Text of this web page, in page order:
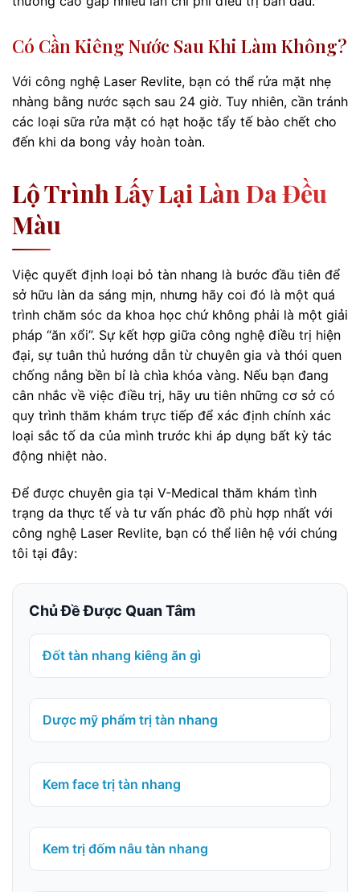
Có Cần Kiêng Nước Sau Khi Làm Không?
Với công nghệ Laser Revlite, bạn có thể rửa mặt nhẹ
nhàng bằng nước sạch sau 24 giờ. Tuy nhiên, cần tránh
các loại sữa rửa mặt có hạt hoặc tẩy tế bào chết cho
đến khi da bong vảy hoàn toàn.
Lộ Trình Lấy Lại Làn Da Đều
Màu
Việc quyết định loại bỏ tàn nhang là bước đầu tiên để
sở hữu làn da sáng mịn, nhưng hãy coi đó là một quá
trình chăm sóc da khoa học chứ không phải là một giải
pháp “ăn xổi”. Sự kết hợp giữa công nghệ điều trị hiện
đại, sự tuân thủ hướng dẫn từ chuyên gia và thói quen
chống nắng bền bỉ là chìa khóa vàng. Nếu bạn đang
cân nhắc về việc điều trị, hãy ưu tiên những cơ sở có
quy trình thăm khám trực tiếp để xác định chính xác
loại sắc tố da của mình trước khi áp dụng bất kỳ tác
động nhiệt nào.
Để được chuyên gia tại V-Medical thăm khám tình
trạng da thực tế và tư vấn phác đồ phù hợp nhất với
công nghệ Laser Revlite, bạn có thể liên hệ với chúng
tôi tại đây:
Chủ Đề Được Quan Tâm
Đốt tàn nhang kiêng ăn gì
Dược mỹ phẩm trị tàn nhang
Kem face trị tàn nhang
Kem trị đốm nâu tàn nhang